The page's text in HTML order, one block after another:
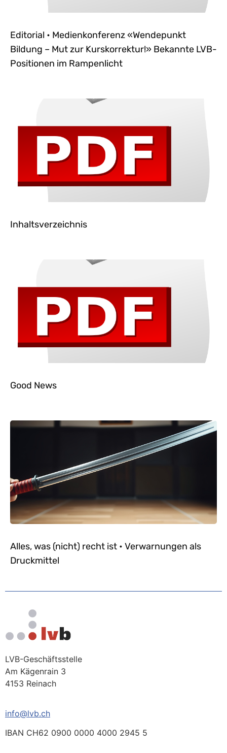
Editorial • Medienkonferenz «Wendepunkt
Bildung – Mut zur Kurskorrektur!» Bekannte LVB-
Positionen im Rampenlicht
Inhaltsverzeichnis
Good News
Alles, was (nicht) recht ist • Verwarnungen als
Druckmittel
LVB-Geschäftsstelle
Am Kägenrain 3
4153 Reinach
info@lvb.ch
IBAN CH62 0900 0000 4000 2945 5